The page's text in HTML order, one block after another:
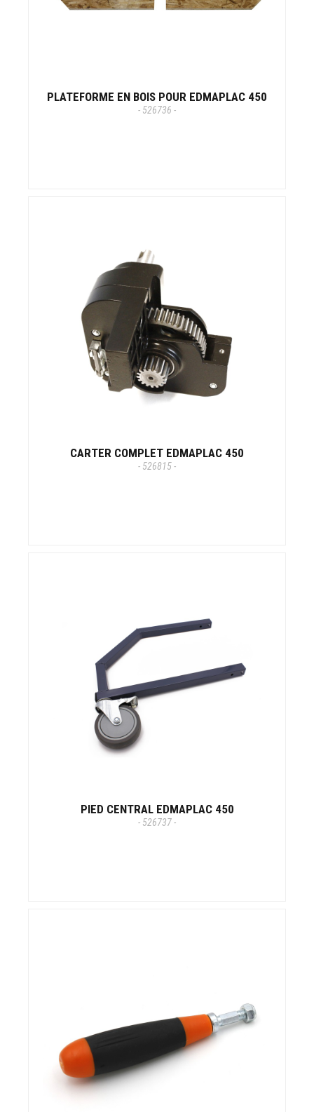
PLATEFORME EN BOIS POUR EDMAPLAC 450
- 526736 -
CARTER COMPLET EDMAPLAC 450
- 526815 -
PIED CENTRAL EDMAPLAC 450
- 526737 -